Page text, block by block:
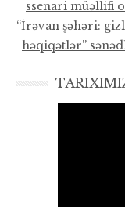
ssenari müəllifi
“İrəvan şəhəri:
həqiqətlər”